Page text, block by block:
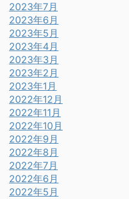
2023年7月
2023年6月
2023年5月
2023年4月
2023年3月
2023年2月
2023年1月
2022年12月
2022年11月
2022年10月
2022年9月
2022年8月
2022年7月
2022年6月
2022年5月